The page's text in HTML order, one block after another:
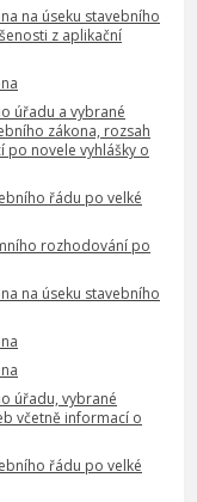
na úseku stavebního
z aplikační
úřadu a vybrané
zákona, rozsah
novele vyhlášky o
řádu po velké
rozhodování po
na úseku stavebního
úřadu, vybrané
včetně informací o
řádu po velké